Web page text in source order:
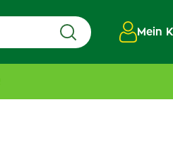
Mein